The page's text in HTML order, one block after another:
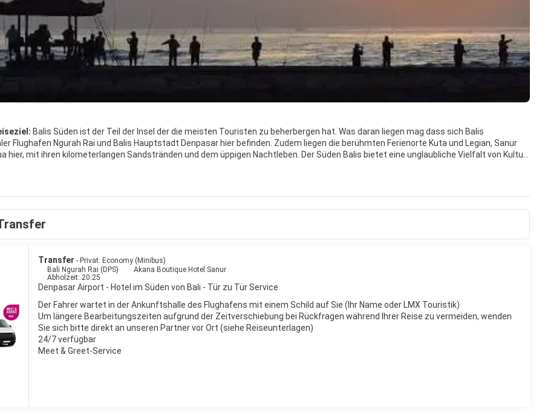
Balis Süden ist der Teil der Insel der die meisten Touristen zu beherbergen hat. Was daran liegen mag dass sich Balis
Flughafen Ngurah Rai und Balis Hauptstadt Denpasar hier befinden. Zudem liegen die berühmten Ferienorte Kuta und Legian, Sanur
hier, mit ihren kilometerlangen Sandstränden und dem üppigen Nachtleben. Der Süden Balis bietet eine unglaubliche Vielfalt von Kultur
kann man schon mit einer kleinen Strandwanderung (zu Fuß oder mit Rollerblades auf der Promenade) nach Norden von den zwar
gepiesackt, kann in Ruhe (die eigene!) Musik hören und dabei den Surfern weit draußen zuschauen. Hat man Hunger oder Durst,
bei den mobilen Warungs wunderbare Snacks und kalte Getränke
Transfer - Privat: Economy (Minibus)
Bali Ngurah Rai (DPS)
Akana Boutique Hotel Sanur
Abholzeit: 20:25
Denpasar Airport - Hotel im Süden von Bali - Tür zu Tür Service
Der Fahrer wartet in der Ankunftshalle des Flughafens mit einem Schild auf Sie (Ihr Name oder LMX Touristik)
Um längere Bearbeitungszeiten aufgrund der Zeitverschiebung bei Rückfragen während Ihrer Reise zu vermeiden, wenden
Sie sich bitte direkt an unseren Partner vor Ort (siehe Reiseunterlagen)
24/7 verfügbar
Meet & Greet-Service